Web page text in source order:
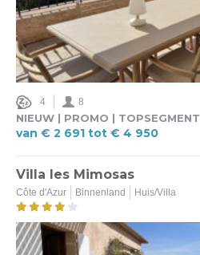
4 8
NIEUW | PROMO | TOPSEGMENT
van € 2 691 tot € 4 950
Villa les Mimosas
Côte d'Azur Binnenland Huis/Villa